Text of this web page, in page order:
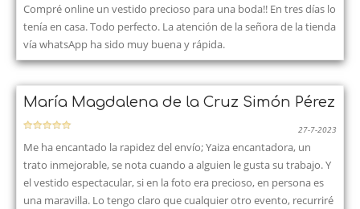
Compré online un vestido precioso para una boda!! En tres días lo
tenía en casa. Todo perfecto. La atención de la señora de la tienda
vía whatsApp ha sido muy buena y rápida.
María Magdalena de la Cruz Simón Pérez
27-7-2023
Me ha encantado la rapidez del envío; Yaiza encantadora, un
trato inmejorable, se nota cuando a alguien le gusta su trabajo. Y
el vestido espectacular, si en la foto era precioso, en persona es
una maravilla. Lo tengo claro que cualquier otro evento, recurriré